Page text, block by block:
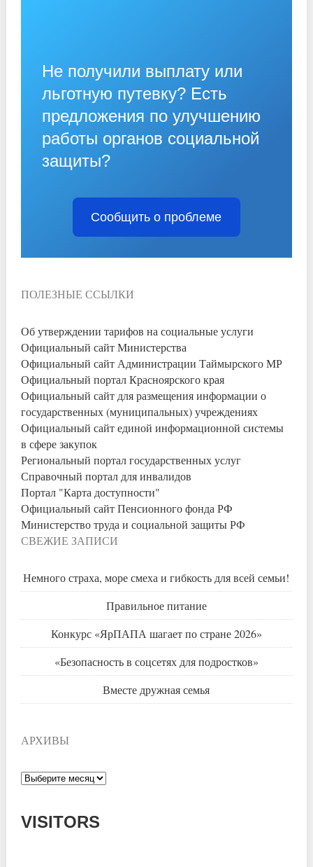
Не получили выплату или
льготную путевку? Есть
предложения по улучшению
работы органов социальной
защиты?
Сообщить о проблеме
ПОЛЕЗНЫЕ ССЫЛКИ
Об утверждении тарифов на социальные услуги
Официальный сайт Министерства
Официальный сайт Администрации Таймырского МР
Официальный портал Красноярского края
Официальный сайт для размещения информации о
государственных (муниципальных) учреждениях
Официальный сайт единой информационной системы
в сфере закупок
Региональный портал государственных услуг
Справочный портал для инвалидов
Портал "Карта доступности"
Официальный сайт Пенсионного фонда РФ
Министерство труда и социальной защиты РФ
СВЕЖИЕ ЗАПИСИ
Немного страха, море смеха и гибкость для всей семьи!
Правильное питание
Конкурс «ЯрПАПА шагает по стране 2026»
«Безопасность в соцсетях для подростков»
Вместе дружная семья
АРХИВЫ
Архивы
VISITORS